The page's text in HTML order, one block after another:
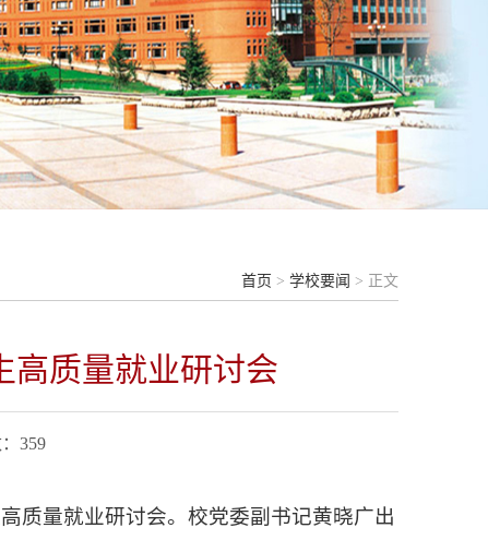
首页 > 学校要闻 > 正文
高质量就业研讨会
359
质量就业研讨会。校党委副书记黄晓广出